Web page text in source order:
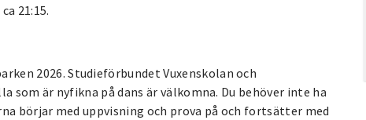
21:15.
2026. Studieförbundet Vuxenskolan och
som är nyfikna på dans är välkomna. Du behöver inte ha
börjar med uppvisning och prova på och fortsätter med